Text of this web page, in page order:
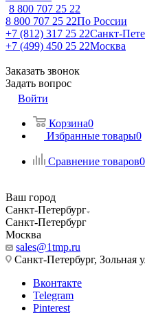
8 800 707 25 22
8 800 707 25 22По России
+7 (812) 317 25 22Санкт-
+7 (499) 450 25 22Москва
Заказать звонок
Задать вопрос
Войти
Корзина0
Избранные товары0
Сравнение товаров0
Ваш город
Санкт-Петербург
Санкт-Петербург
Москва
sales@1tmp.ru
Санкт-Петербург, Зольная
Вконтакте
Telegram
Pinterest